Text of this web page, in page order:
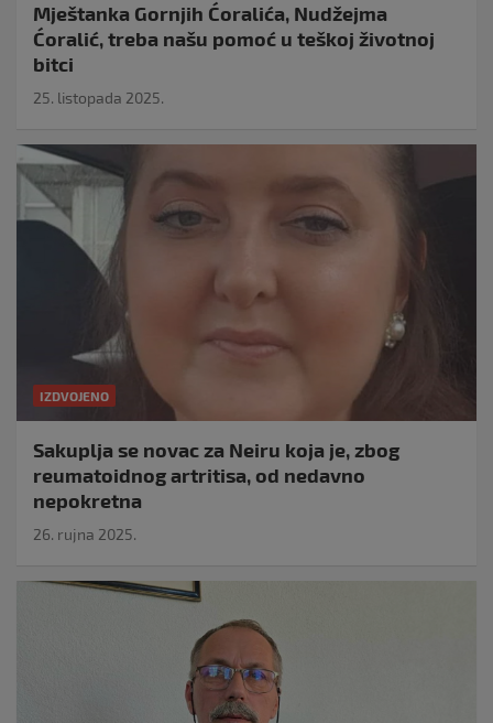
Mještanka Gornjih Ćoralića, Nudžejma
Ćoralić, treba našu pomoć u teškoj životnoj
bitci
25. listopada 2025.
IZDVOJENO
Sakuplja se novac za Neiru koja je, zbog
reumatoidnog artritisa, od nedavno
nepokretna
26. rujna 2025.